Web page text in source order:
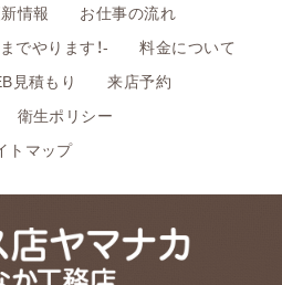
情報
お仕事の流れ
でやります！-
料金について
見積もり
来店予約
衛生ポリシー
トマップ